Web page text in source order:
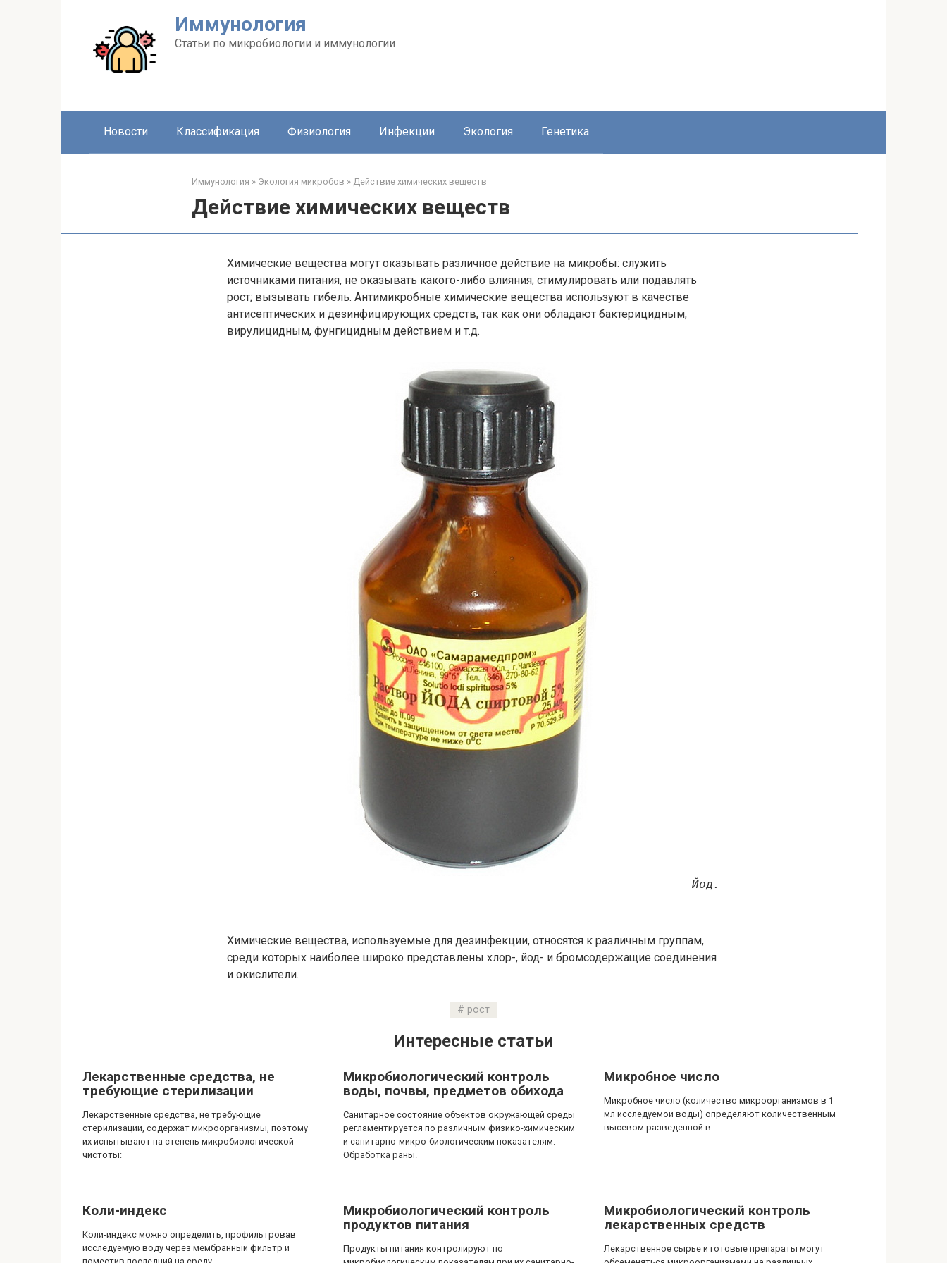
Иммунология
Статьи по микробиологии и иммунологии
Новости Классификация Физиология Инфекции Экология Генетика
Иммунология » Экология микробов » Действие химических веществ
Действие химических веществ
Химические вещества могут оказывать различное действие на микробы: служить
источниками питания, не оказывать какого-либо влияния; стимулировать или подавлять
рост; вызывать гибель. Антимикробные химические вещества используют в качестве
антисептических и дезинфицирующих средств, так как они обладают бактерицидным,
вирулицидным, фунгицидным действием и т.д.
Йод.
Химические вещества, используемые для дезинфекции, относятся к различным группам,
среди которых наиболее широко представлены хлор-, йод- и бромсодержащие соединения
и окислители.
рост
Интересные статьи
Лекарственные средства, не
требующие стерилизации
Лекарственные средства, не требующие
стерилизации, содержат микроорганизмы, поэтому
их испытывают на степень микробиологической
чистоты:
Микробиологический контроль
воды, почвы, предметов обихода
Санитарное состояние объектов окружающей среды
регламентируется по различным физико-химическим
и санитарно-микро-биологическим показателям.
Обработка раны.
Микробное число
Микробное число (количество микроорганизмов в 1
мл исследуемой воды) определяют количественным
высевом разведенной в
Коли-индекс
Коли-индекс можно определить, профильтровав
исследуемую воду через мембранный фильтр и
Микробиологический контроль
продуктов питания
Продукты питания контролируют по
Микробиологический контроль
лекарственных средств
Лекарственное сырье и готовые препараты могут